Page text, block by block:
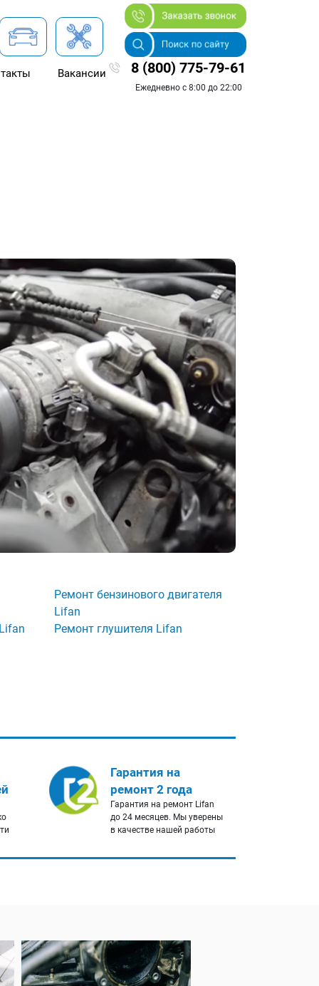
Вакансии 8 (800) 775-79-61
Ежедневно с 8:00 до 22:00
Ремонт бензинового двигателя
Lifan
Ремонт глушителя Lifan
Гарантия на
ремонт 2 года
Гарантия на ремонт Lifan
до 24 месяцев. Мы уверены
в качестве нашей работы